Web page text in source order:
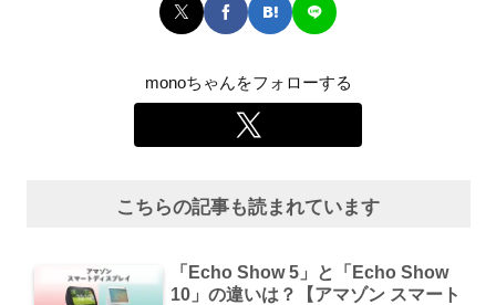
monoちゃんをフォローする
こちらの記事も読まれています
「Echo Show 5」と「Echo Show
10」の違いは？【アマゾン スマート